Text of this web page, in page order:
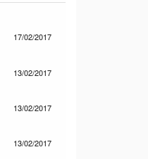
17/02/2017
13/02/2017
13/02/2017
13/02/2017